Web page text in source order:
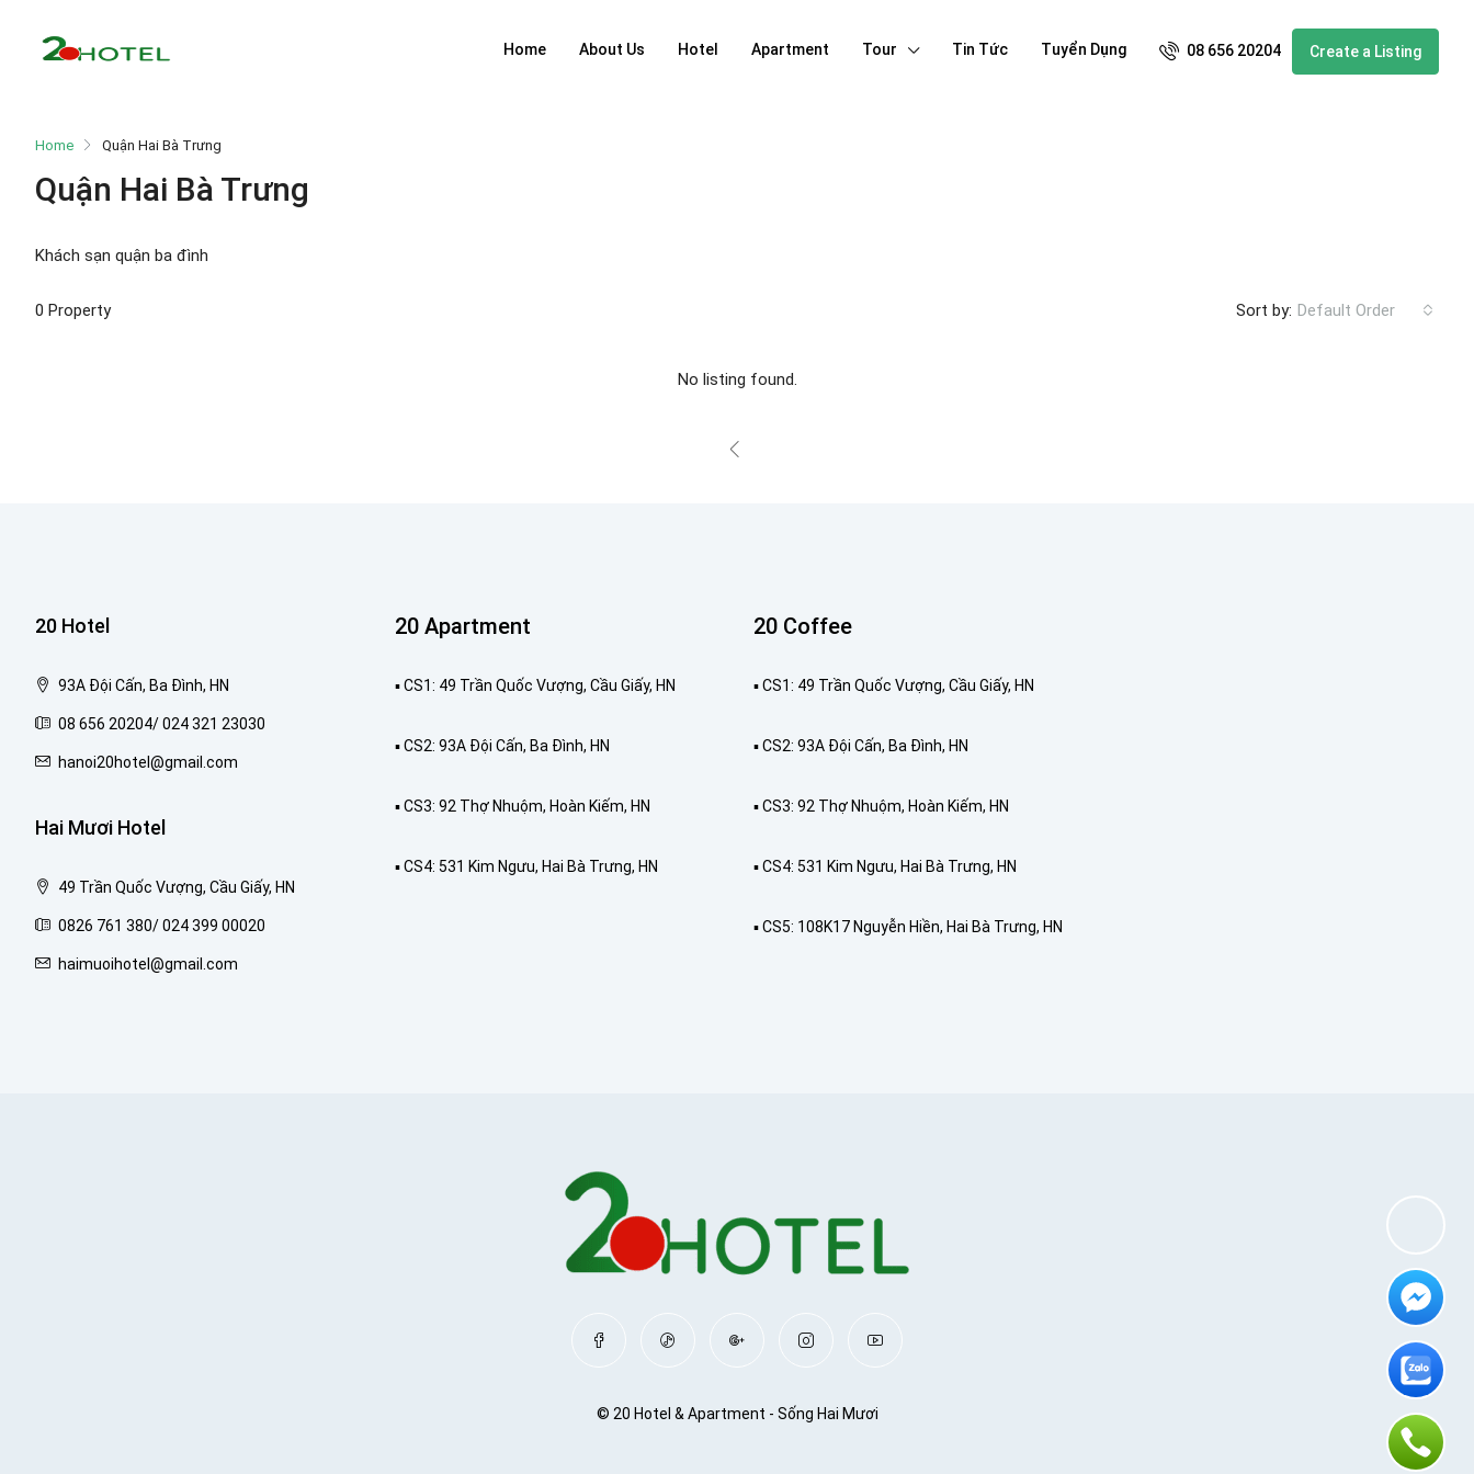
Home About Us Hotel Apartment Tour Tin Tức Tuyển Dụng 08 656 20204 Create a Listing
Home Quận Hai Bà Trưng
Quận Hai Bà Trưng
Khách sạn quận ba đình
0 Property Sort by: Default Order
No listing found.
20 Hotel
93A Đội Cấn, Ba Đình, HN
08 656 20204/ 024 321 23030
hanoi20hotel@gmail.com
Hai Mươi Hotel
49 Trần Quốc Vượng, Cầu Giấy, HN
0826 761 380/ 024 399 00020
haimuoihotel@gmail.com
20 Apartment
▪️ CS1: 49 Trần Quốc Vượng, Cầu Giấy, HN
▪️ CS2: 93A Đội Cấn, Ba Đình, HN
▪️ CS3: 92 Thợ Nhuộm, Hoàn Kiếm, HN
▪️ CS4: 531 Kim Ngưu, Hai Bà Trưng, HN
20 Coffee
▪️ CS1: 49 Trần Quốc Vượng, Cầu Giấy, HN
▪️ CS2: 93A Đội Cấn, Ba Đình, HN
▪️ CS3: 92 Thợ Nhuộm, Hoàn Kiếm, HN
▪️ CS4: 531 Kim Ngưu, Hai Bà Trưng, HN
▪️ CS5: 108K17 Nguyễn Hiền, Hai Bà Trưng, HN
© 20 Hotel & Apartment - Sống Hai Mươi